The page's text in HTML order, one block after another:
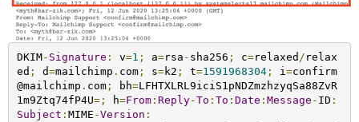
DKIM- Signature : v=1 ; a=rsa - sha256 ; c=relaxed / relax
ed ; d=mailchimp . com; s=k2 ; t=1591968304; i=confirm
@mailchimp . com; bh=LFHTXLRL9iciS1pNDZmzhzyqSa88ZvR
1m9Ztq74fP4U=; h=From: Reply-To : To : Date : Message - ID :
Subject : MIME -Version :